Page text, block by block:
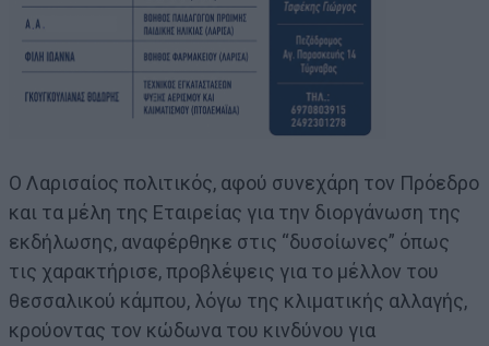
Ο Λαρισαίος πολιτικός, αφού συνεχάρη τον Πρόεδρο
και τα μέλη της Εταιρείας για την διοργάνωση της
εκδήλωσης, αναφέρθηκε στις “δυσοίωνες” όπως
τις χαρακτήρισε, προβλέψεις για το μέλλον του
θεσσαλικού κάμπου, λόγω της κλιματικής αλλαγής,
κρούοντας τον κώδωνα του κινδύνου για